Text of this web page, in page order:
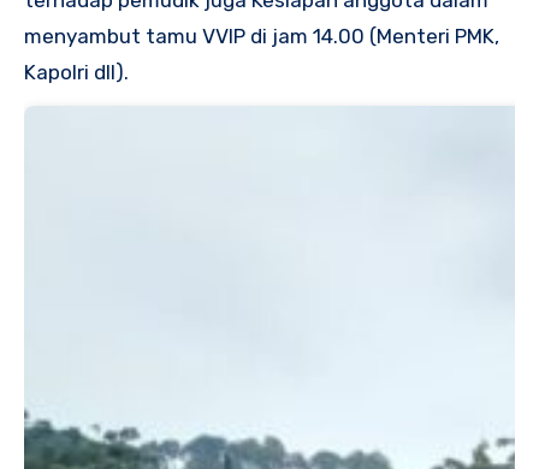
menyambut tamu VVIP di jam 14.00 (Menteri PMK,
Kapolri dll).